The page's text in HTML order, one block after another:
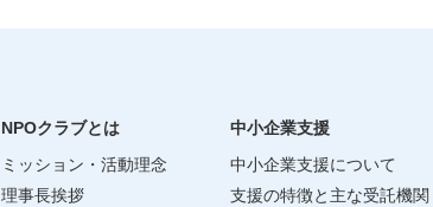
NPOクラブとは
ミッション・活動理念
理事長挨拶
中小企業支援
中小企業支援について
支援の特徴と主な受託機関